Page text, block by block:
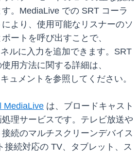
。MediaLive での SRT コーラ
より、使用可能なリスナーのソ
ートを呼び出すことで、
ルに入力を追加できます。SRT
用方法に関する詳細は、
ュメントを参照してください。
MediaLive は、ブロードキャスト
理サービスです。テレビ放送や
続のマルチスクリーンデバイス
接続対応の TV、タブレット、ス